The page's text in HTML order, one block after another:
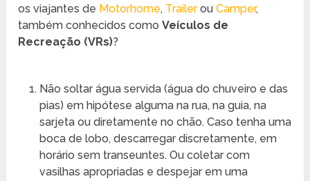
os viajantes de Motorhome, TrailerouCamper,
também conhecidos comoVeículos de
Recreação (VRs)?
Não soltar água servida (água do chuveiro e das
pias) em hipótese alguma na rua, na guia, na
sarjeta ou diretamente no chão. Caso tenha uma
boca de lobo, descarregar discretamente, em
horário sem transeuntes. Ou coletar com
vasilhas apropriadas e despejar em uma